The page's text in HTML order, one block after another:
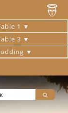
1
3